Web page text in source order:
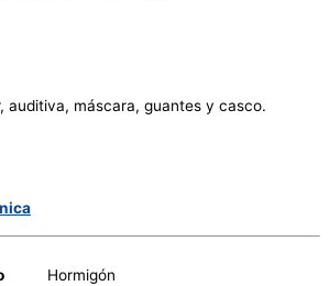
auditiva, máscara, guantes y casco.
Hormigón